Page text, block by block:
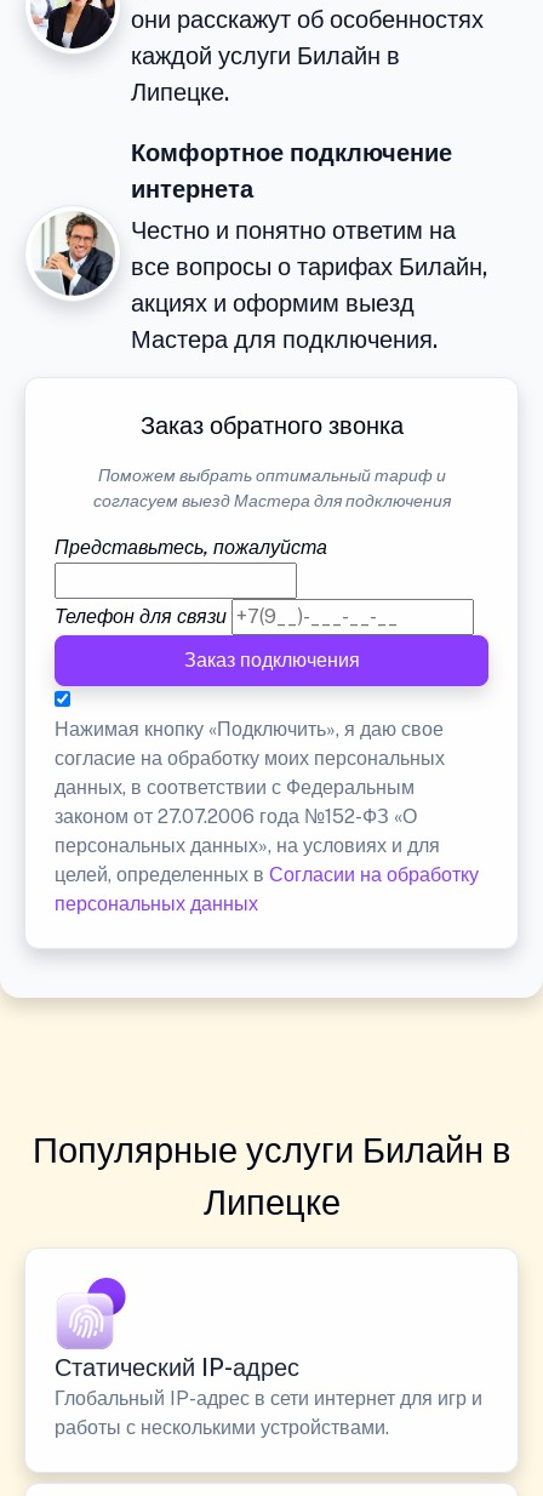
они расскажут об особенностях
каждой услуги Билайн в
Липецке.
Комфортное подключение
интернета
Честно и понятно ответим на
все вопросы о тарифах Билайн,
акциях и оформим выезд
Мастера для подключения.
Заказ обратного звонка
Поможем выбрать оптимальный тариф и
согласуем выезд Мастера для подключения
Представьтесь, пожалуйста
Телефон для связи
Заказ подключения
Нажимая кнопку «Подключить», я даю свое
согласие на обработку моих персональных
данных, в соответствии с Федеральным
законом от 27.07.2006 года №152-ФЗ «О
персональных данных», на условиях и для
целей, определенных в Согласии на обработку
персональных данных
Популярные услуги Билайн в
Липецке
Статический IP-адрес
Глобальный IP-адрес в сети интернет для игр и
работы с несколькими устройствами.